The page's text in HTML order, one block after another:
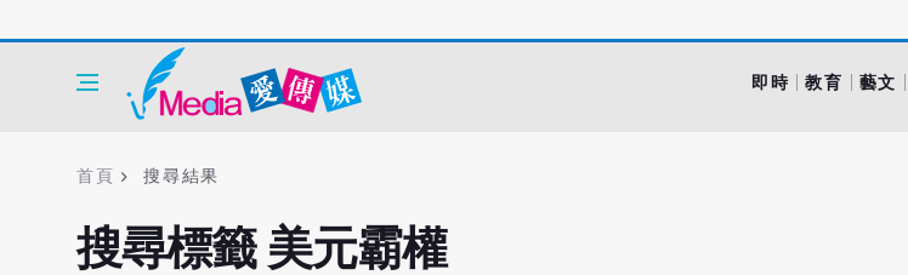
即時 教育 藝文
首頁 搜尋結果
搜尋標籤 美元霸權